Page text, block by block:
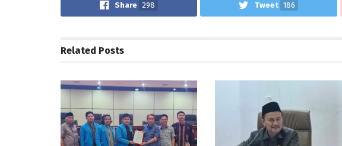
Share 298 Tweet 186
Related Posts